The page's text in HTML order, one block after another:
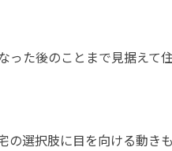
った後のことまで見据えて
選択肢に目を向ける動き